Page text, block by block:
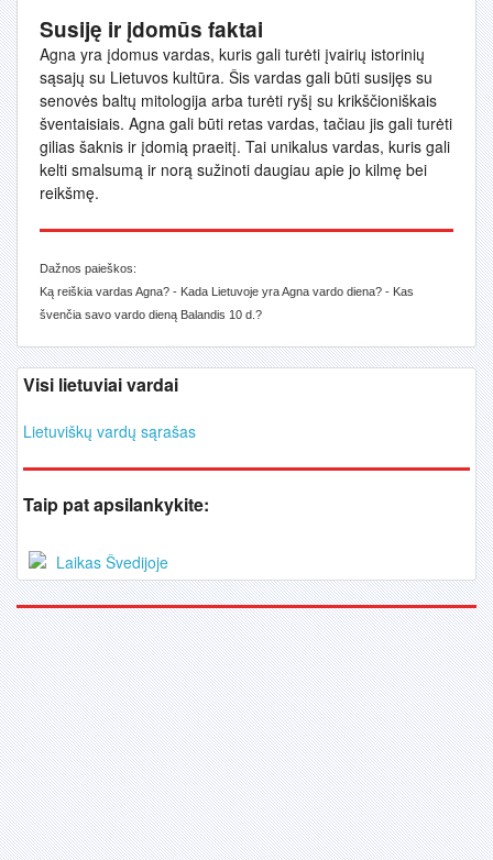
Susiję ir įdomūs faktai
Agna yra įdomus vardas, kuris gali turėti įvairių istorinių
sąsajų su Lietuvos kultūra. Šis vardas gali būti susijęs su
senovės baltų mitologija arba turėti ryšį su krikščioniškais
šventaisiais. Agna gali būti retas vardas, tačiau jis gali turėti
gilias šaknis ir įdomią praeitį. Tai unikalus vardas, kuris gali
kelti smalsumą ir norą sužinoti daugiau apie jo kilmę bei
reikšmę.
Dažnos paieškos:
Ką reiškia vardas Agna? - Kada Lietuvoje yra Agna vardo diena? - Kas
švenčia savo vardo dieną Balandis 10 d.?
Visi lietuviai vardai
Lietuviškų vardų sąrašas
Taip pat apsilankykite:
Laikas Švedijoje